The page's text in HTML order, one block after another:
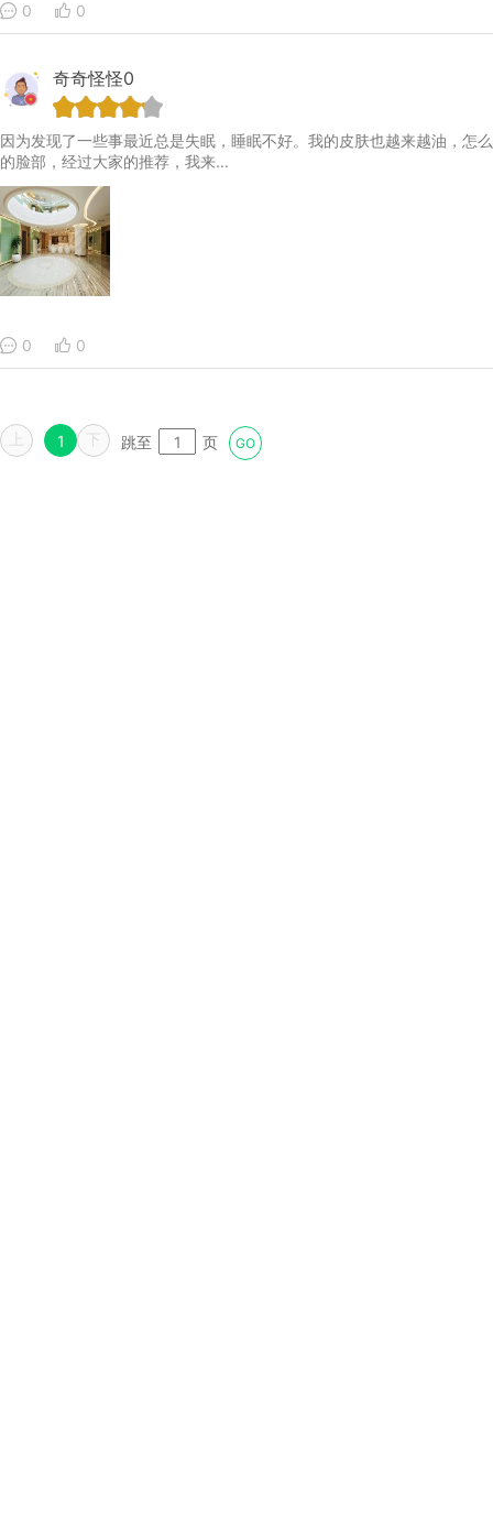
0 0
奇奇怪怪0
因为发现了一些事最近总是失眠，睡眠不好。我的皮肤也越来越油，怎
的脸部，经过大家的推荐，我来...
0 0
1 下 跳至 页 GO